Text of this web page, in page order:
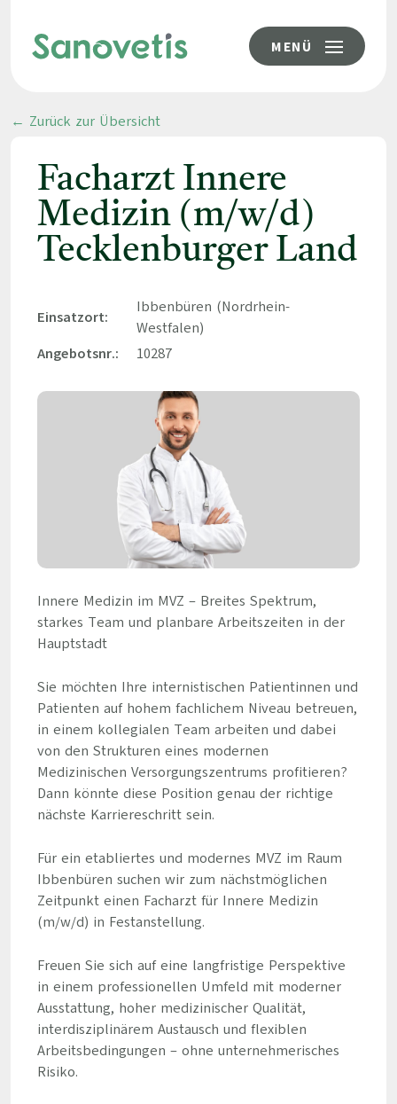
MENÜ
← Zurück zur Übersicht
Facharzt Innere
Medizin (m/w/d)
Tecklenburger Land
Einsatzort:
Ibbenbüren (Nordrhein-
Westfalen)
Angebotsnr.:
10287
Innere Medizin im MVZ – Breites Spektrum,
starkes Team und planbare Arbeitszeiten in der
Hauptstadt
Sie möchten Ihre internistischen Patientinnen und
Patienten auf hohem fachlichem Niveau betreuen,
in einem kollegialen Team arbeiten und dabei
von den Strukturen eines modernen
Medizinischen Versorgungszentrums profitieren?
Dann könnte diese Position genau der richtige
nächste Karriereschritt sein.
Für ein etabliertes und modernes MVZ im Raum
Ibbenbüren suchen wir zum nächstmöglichen
Zeitpunkt einen Facharzt für Innere Medizin
(m/w/d) in Festanstellung.
Freuen Sie sich auf eine langfristige Perspektive
in einem professionellen Umfeld mit moderner
Ausstattung, hoher medizinischer Qualität,
interdisziplinärem Austausch und flexiblen
Arbeitsbedingungen – ohne unternehmerisches
Risiko.